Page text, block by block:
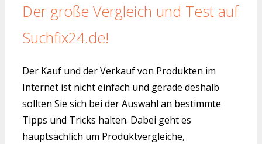
Der große Vergleich und Test auf
Suchfix24.de!
Der Kauf und der Verkauf von Produkten im
Internet ist nicht einfach und gerade deshalb
sollten Sie sich bei der Auswahl an bestimmte
Tipps und Tricks halten. Dabei geht es
hauptsächlich um Produktvergleiche,